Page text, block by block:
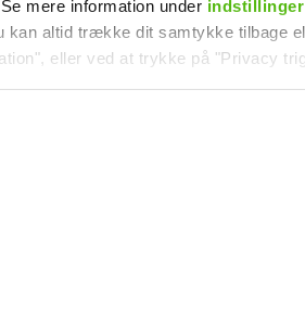
mere information under indstillinger
kan altid trække dit samtykke tilbage
eller ved at trykke på "Privacy
og cookies fra tredjeparter til at
dine præferencer samt til brug
for første gang: Jeg er